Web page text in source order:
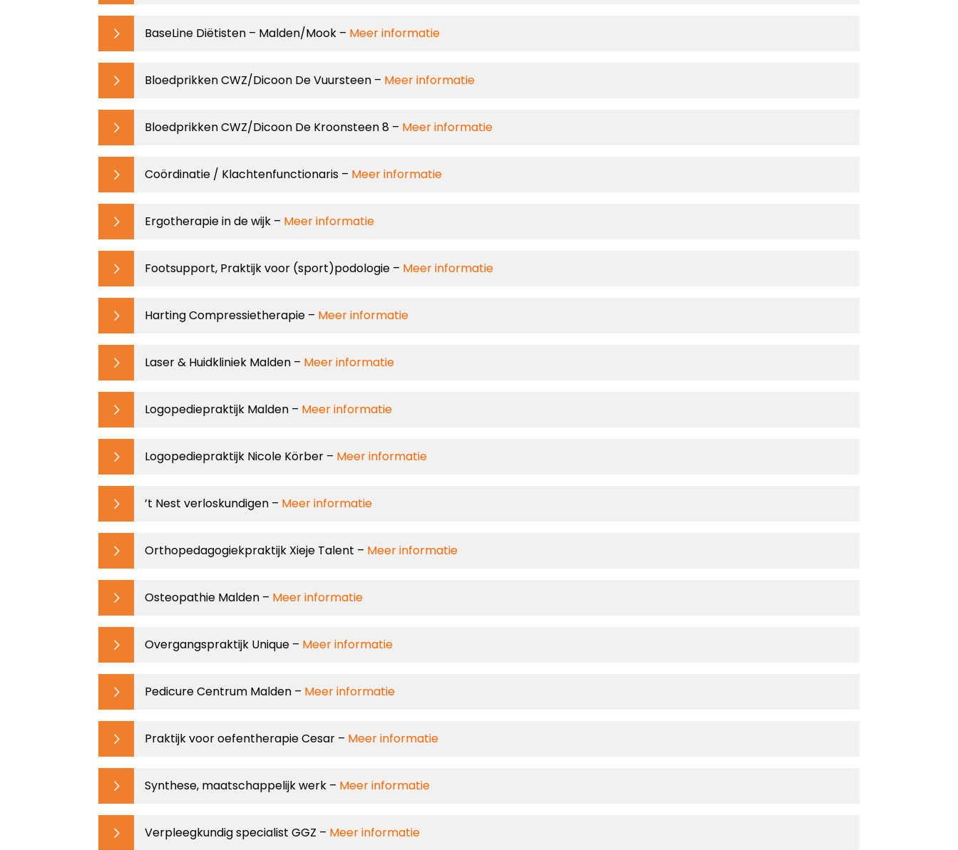
BaseLine Diëtisten – Malden/Mook – Meer informatie
Bloedprikken CWZ/Dicoon De Vuursteen – Meer informatie
Bloedprikken CWZ/Dicoon De Kroonsteen 8 – Meer informatie
Coördinatie / Klachtenfunctionaris – Meer informatie
Ergotherapie in de wijk – Meer informatie
Footsupport, Praktijk voor (sport)podologie – Meer informatie
Harting Compressietherapie – Meer informatie
Laser & Huidkliniek Malden – Meer informatie
Logopediepraktijk Malden – Meer informatie
Logopediepraktijk Nicole Körber – Meer informatie
’t Nest verloskundigen – Meer informatie
Orthopedagogiekpraktijk Xieje Talent – Meer informatie
Osteopathie Malden – Meer informatie
Overgangspraktijk Unique – Meer informatie
Pedicure Centrum Malden – Meer informatie
Praktijk voor oefentherapie Cesar – Meer informatie
Synthese, maatschappelijk werk – Meer informatie
Verpleegkundig specialist GGZ – Meer informatie